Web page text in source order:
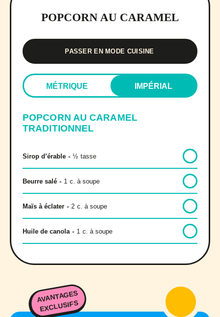
POPCORN AU CARAMEL
PASSER EN MODE CUISINE
MÉTRIQUE IMPÉRIAL
POPCORN AU CARAMEL
TRADITIONNEL
Sirop d’érable - ½ tasse
Beurre salé - 1 c. à soupe
Maïs à éclater - 2 c. à soupe
Huile de canola - 1 c. à soupe
AVANTAGES
EXCLUSIFS